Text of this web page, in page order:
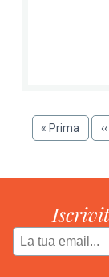
Paginazione
Prima
pagina
« Prima ‹‹